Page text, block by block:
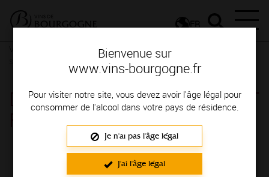
Bienvenue sur
www.vins-bourgogne.fr
Pour visiter notre site, vous devez avoir l'âge légal pour
consommer de l'alcool dans votre pays de résidence.
Je n'ai pas l'âge légal
J'ai l'âge légal
FR
Femmes et hommes passionnés
DOMAINE GOULLEY JEAN ET
Région de production : CHABLIS